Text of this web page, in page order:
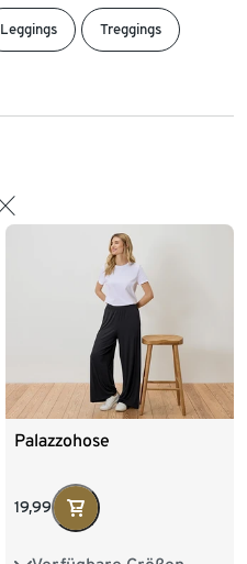
Leggings Treggings
Palazzohose
19,99